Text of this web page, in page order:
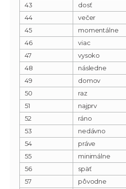
43
dosť
44
večer
45
momentálne
46
viac
47
vysoko
48
následne
49
domov
50
raz
51
najprv
52
ráno
53
nedávno
54
práve
55
minimálne
56
späť
57
pôvodne